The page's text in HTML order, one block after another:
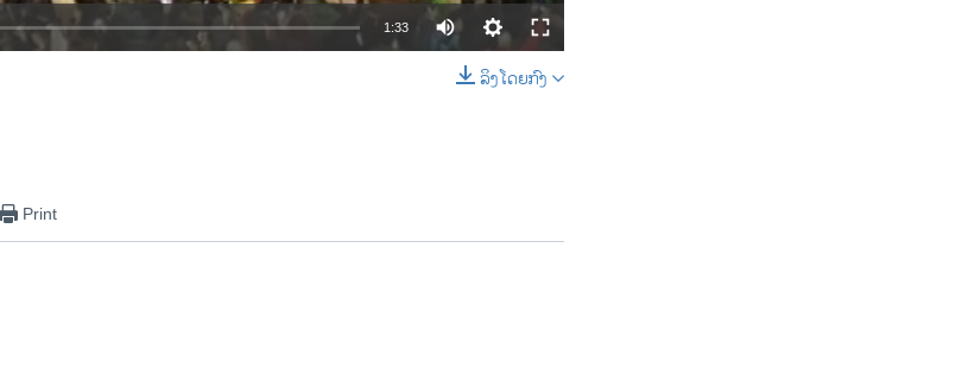
SHARE
1:33
ລິງໂດຍກົງ
Print